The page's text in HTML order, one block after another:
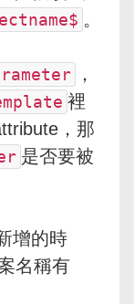
。
，
裡
，那
是否要被
增的時
名稱有